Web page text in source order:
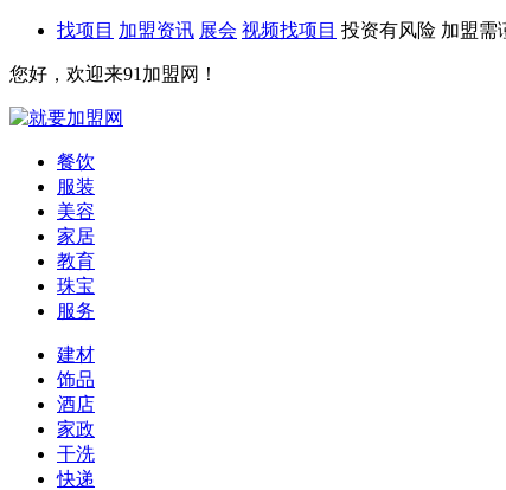
找项目 加盟资讯 展会 视频找项目 投资有风险 加盟需
您好，欢迎来91加盟网！
餐饮
服装
美容
家居
教育
珠宝
服务
建材
饰品
酒店
家政
干洗
快递